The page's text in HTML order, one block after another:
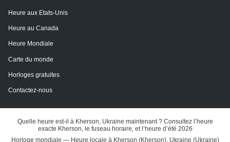
Heure aux Etats-Unis
Heure au Canada
Heure Mondiale
Carte du monde
Horloges gratuites
Contactez-nous
Quelle heure est-il à Kherson, Ukraine maintenant ? Consultez l’heure
exacte Kherson, le fuseau horaire, et l‘heure d’été 2026
Horloge mondiale — Heure locale à Kherson (Kherson), Ukraine (Ukraine)